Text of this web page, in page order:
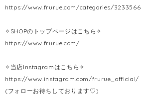
https://www.frurue.com/categories/3233566
✧SHOPのトップページはこちら✧
https://www.frurue.com/
✧当店Instagramはこちら✧
https://www.instagram.com/frurue_official/
(フォローお待ちしております♡)